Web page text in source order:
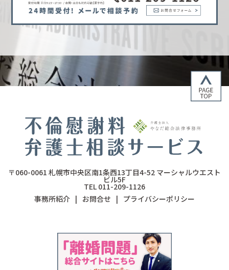
〒060-0061 札幌市中央区南1条西13丁目4-52 マーシャルウエスト
ビル5F
TEL 011-209-1126
事務所紹介 | お問合せ | プライバシーポリシー